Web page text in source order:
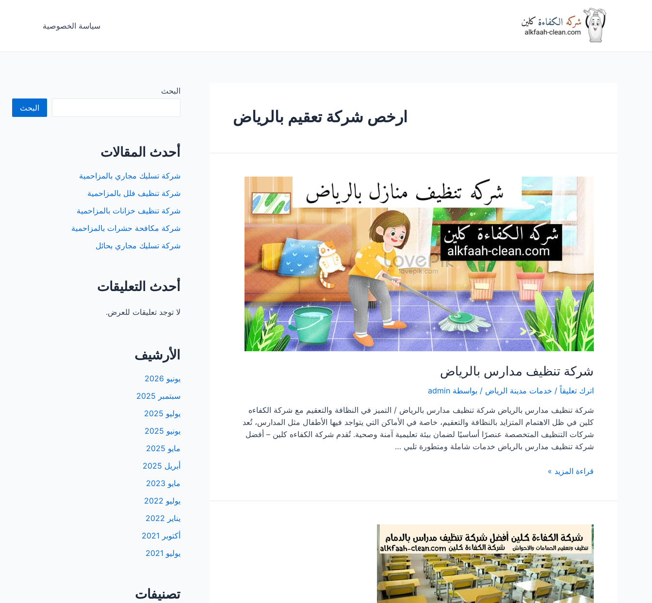
سياسة الخصوصية
ارخص شركة تعقيم بالرياض
شركة تنظيف مدارس بالرياض
اترك تعليقاً / خدمات مدينة الرياض / بواسطة admin
شركة تنظيف مدارس بالرياض شركة تنظيف مدارس بالرياض / التميز في النظافة والتعقيم مع شركة الكفاءه
كلين في ظل الاهتمام المتزايد بالنظافة والتعقيم، خاصة في الأماكن التي يتواجد فيها الأطفال مثل المدارس، تُعد
شركات التنظيف المتخصصة عنصرًا أساسيًا لضمان بيئة تعليمية آمنة وصحية. تُقدم شركة الكفاءه كلين – أفضل
شركة تنظيف مدارس بالرياض خدمات شاملة ومتطورة تلبي …
شركة
قراءة المزيد »
البحث
البحث
أحدث المقالات
شركة تسليك مجاري بالمزاحمية
شركة تنظيف فلل بالمزاحمية
شركة تنظيف خزانات بالمزاحمية
شركة مكافحة حشرات بالمزاحمية
شركة تسليك مجاري بحائل
أحدث التعليقات
لا توجد تعليقات للعرض.
الأرشيف
يونيو 2026
سبتمبر 2025
يوليو 2025
يونيو 2025
مايو 2025
أبريل 2025
مايو 2023
يوليو 2022
يناير 2022
أكتوبر 2021
يوليو 2021
تصنيفات